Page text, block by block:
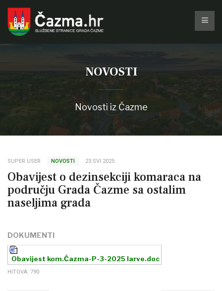
NOVOSTI
Novosti iz Čazme
SUPER USER NOVOSTI 23.SVI.2025
Obavijest o dezinsekciji komaraca na
području Grada Čazme sa ostalim
naseljima grada
DOKUMENTI
Obavijest kom.Čazma-P-3-2025 larve.doc
HITOVA: 790